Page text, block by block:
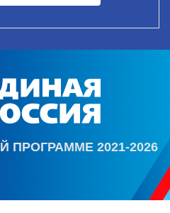
2021-2026